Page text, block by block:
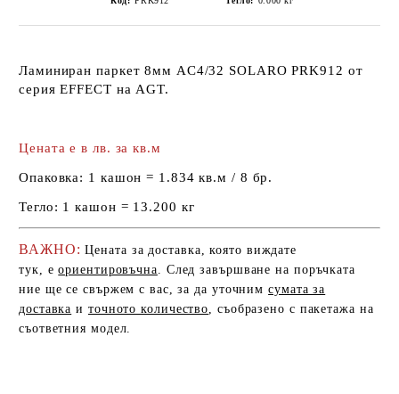
Ламиниран паркет 8мм AC4/32 SOLARO PRK912 от
серия EFFECT на AGT.
Цената е в лв. за кв.м
Опаковка: 1 кашон = 1.834 кв.м / 8 бр.
Тегло: 1 кашон = 13.200 кг
ВАЖНО: Цената за доставка, която виждате
тук, еориентировъчна. След завършване на поръчката
ние ще се свържем с вас, за да уточнимсумата за
доставка и точното количество, съобразено с пакетажа на
съответния модел.